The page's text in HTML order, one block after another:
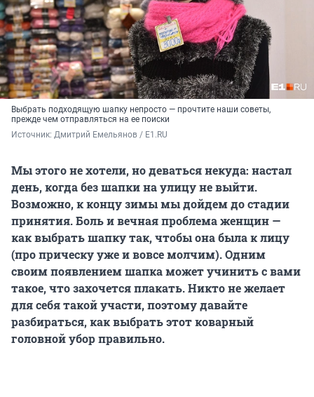
Выбрать подходящую шапку непросто — прочтите наши советы,
прежде чем отправляться на ее поиски
Источник: Дмитрий Емельянов / E1.RU
Мы этого не хотели, но деваться некуда: настал
день, когда без шапки на улицу не выйти.
Возможно, к концу зимы мы дойдем до стадии
принятия. Боль и вечная проблема женщин —
как выбрать шапку так, чтобы она была к лицу
(про прическу уже и вовсе молчим). Одним
своим появлением шапка может учинить с вами
такое, что захочется плакать. Никто не желает
для себя такой участи, поэтому давайте
разбираться, как выбрать этот коварный
головной убор правильно.